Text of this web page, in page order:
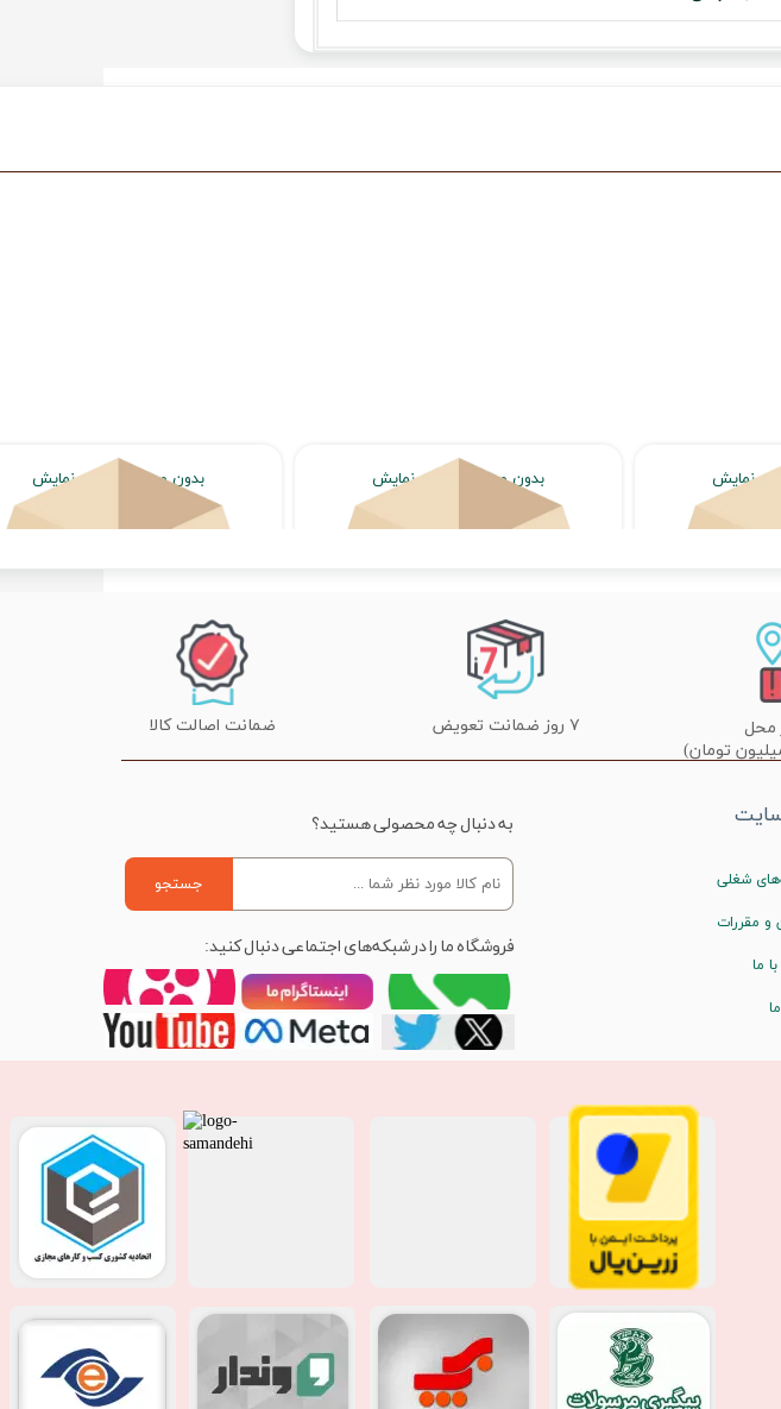
بدون محصول جهت نمایش
بدون محصول جهت نمایش
نمایش
محل
۷ روز ضمانت تعویض ضمانت اصالت کالا
شغلی
و مقررات
ما
به دنبال چه محصولی هستید؟
جستجو
فروشگاه ما را در شبکه‌های اجتماعی دنبال کنید: